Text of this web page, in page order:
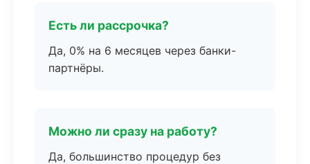
Есть ли рассрочка?
Да, 0% на 6 месяцев через банки-
партнёры.
Можно ли сразу на работу?
Да, большинство процедур без